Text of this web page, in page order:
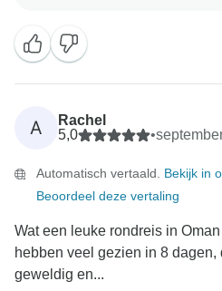
A
Rachel
5,0
•
Automatisch vertaald. Bekijk in
Beoordeel deze vertaling
Wat een leuke rondreis in
hebben veel gezien in 8 dagen,
geweldig en...